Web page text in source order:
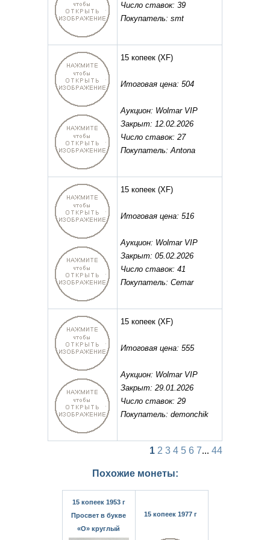
Число ставок: 39
Покупатель: smt
15 копеек (XF)
Итоговая цена: 504
Аукцион: Wolmar VIP
Закрыт: 12.02.2026
Число ставок: 27
Покупатель: Antona
15 копеек (XF)
Итоговая цена: 516
Аукцион: Wolmar VIP
Закрыт: 05.02.2026
Число ставок: 41
Покупатель: Cemar
15 копеек (XF)
Итоговая цена: 555
Аукцион: Wolmar VIP
Закрыт: 29.01.2026
Число ставок: 29
Покупатель: demonchik
1 2 3 4 5 6 7... 44
Похожие монеты:
15 копеек 1953 г
Просвет в букве
«О» круглый
15 копеек 1977 г